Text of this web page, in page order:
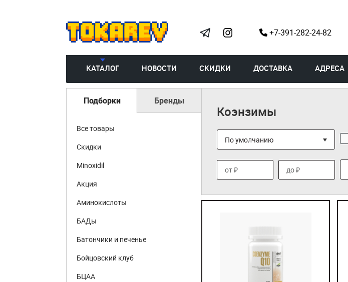
+7-391-282-24-82
КАТАЛОГ НОВОСТИ СКИДКИ ДОСТАВКА АДРЕСА
Подборки Бренды
Все товары
Скидки
Minoxidil
Акция
Аминокислоты
БАДы
Батончики и печенье
Бойцовский клуб
БЦАА
Коэнзимы